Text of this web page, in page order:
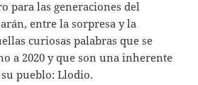
para las generaciones del
entre la sorpresa y la
curiosas palabras que se
a 2020 y que son una inherente
pueblo: Llodio.